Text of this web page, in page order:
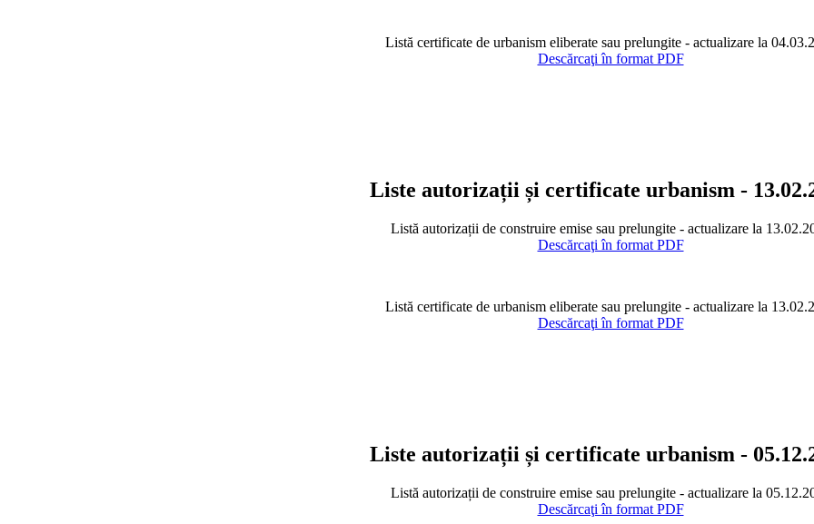
Listă certificate de urbanism eliberate sau prelungite - actualizare la
Descărcaţi în format PDF
Liste autorizații și certificate urbanism -
Listă autorizații de construire emise sau prelungite - actualizare la
Descărcaţi în format PDF
Listă certificate de urbanism eliberate sau prelungite - actualizare la
Descărcaţi în format PDF
Liste autorizații și certificate urbanism -
Listă autorizații de construire emise sau prelungite - actualizare la
Descărcaţi în format PDF